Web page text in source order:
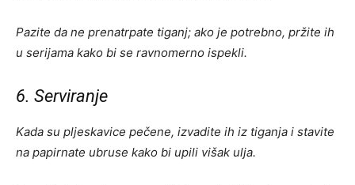
Pazite da ne prenatrpate tiganj; ako je potrebno, pržite ih
u serijama kako bi se ravnomerno ispekli.
6. Serviranje
Kada su pljeskavice pečene, izvadite ih iz tiganja i stavite
na papirnate ubruse kako bi upili višak ulja.